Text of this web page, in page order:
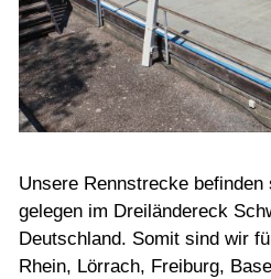
Unsere Rennstrecke
gelegen im Dreiländereck
Deutschland. Somit sind wir
Rhein, Lörrach, Freiburg,